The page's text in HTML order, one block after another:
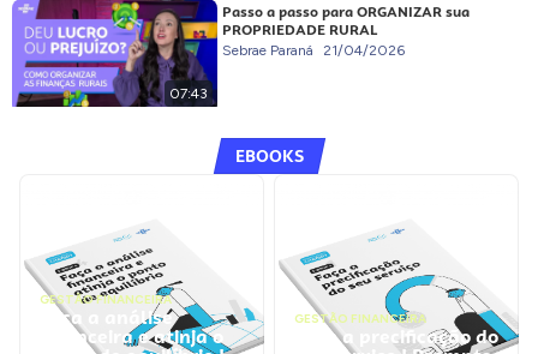
07:43
Passo a passo para ORGANIZAR sua
PROPRIEDADE RURAL
Sebrae Paraná 21/04/2026
EBOOKS
GESTÃO FINANCEIRA
Faça a análise
financeira e atinja o
GESTÃO FINANCEIRA
Faça a precificação do